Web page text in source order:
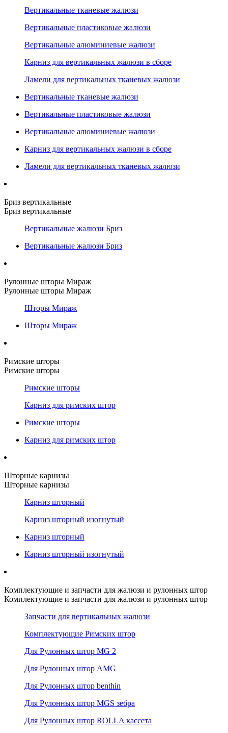
Вертикальные тканевые жалюзи
Вертикальные пластиковые жалюзи
Вертикальные алюминиевые жалюзи
Карниз для вертикальных жалюзи в сборе
Ламели для вертикальных тканевых жалюзи
Вертикальные тканевые жалюзи
Вертикальные пластиковые жалюзи
Вертикальные алюминиевые жалюзи
Карниз для вертикальных жалюзи в сборе
Ламели для вертикальных тканевых жалюзи
Бриз вертикальные
Бриз вертикальные
Вертикальные жалюзи Бриз
Вертикальные жалюзи Бриз
Рулонные шторы Мираж
Рулонные шторы Мираж
Шторы Мираж
Шторы Мираж
Римские шторы
Римские шторы
Римские шторы
Карниз для римских штор
Римские шторы
Карниз для римских штор
Шторные карнизы
Шторные карнизы
Карниз шторный
Карниз шторный изогнутый
Карниз шторный
Карниз шторный изогнутый
Комплектующие и запчасти для жалюзи и рулонных штор
Комплектующие и запчасти для жалюзи и рулонных штор
Запчасти для вертикальных жалюзи
Комплектующие Римских штор
Для Рулонных штор MG 2
Для Рулонных штор AMG
Для Рулонных штор benthin
Для Рулонных штор MGS зебра
Для Рулонных штор ROLLA кассета